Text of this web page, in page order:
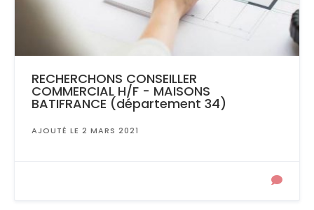
RECHERCHONS CONSEILLER
COMMERCIAL H/F - MAISONS
BATIFRANCE (département 34)
AJOUTÉ LE 2 MARS 2021